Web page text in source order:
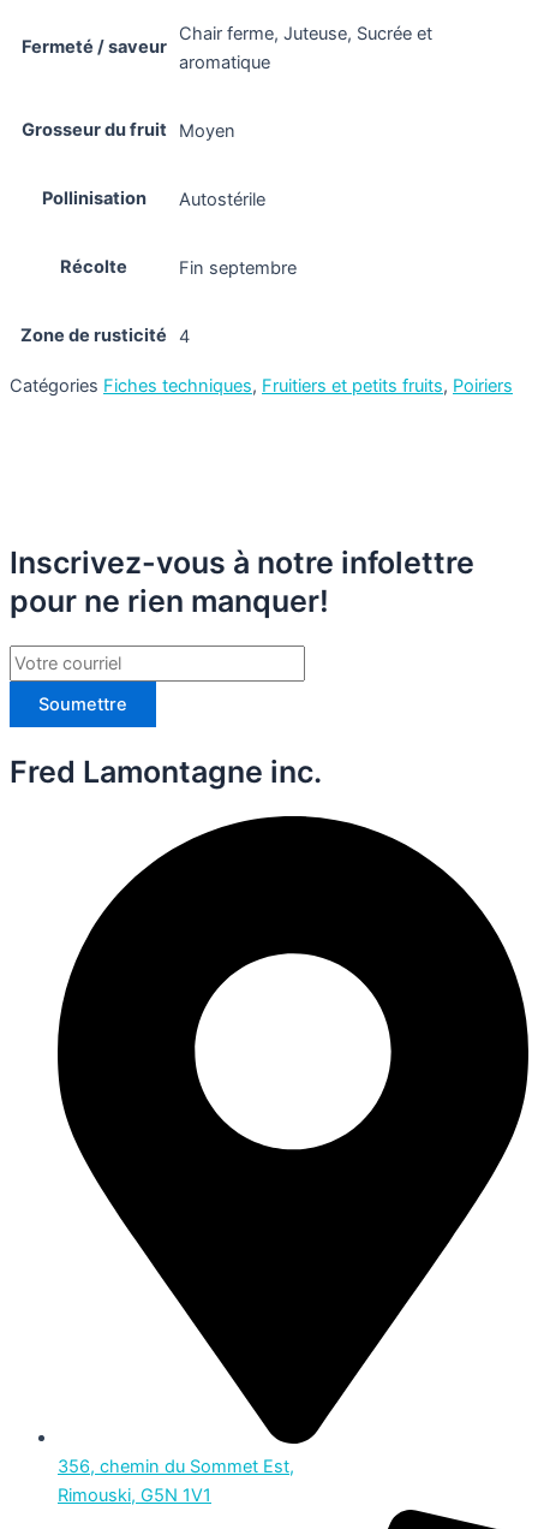
Fermeté / saveur
Chair ferme, Juteuse, Sucrée et
aromatique
Grosseur du fruit Moyen
Pollinisation Autostérile
Récolte Fin septembre
Zone de rusticité 4
Catégories Fiches techniques, Fruitiers et petits fruits, Poiriers
Inscrivez-vous à notre infolettre
pour ne rien manquer!
Soumettre
Fred Lamontagne inc.
356, chemin du Sommet Est,
Rimouski, G5N 1V1